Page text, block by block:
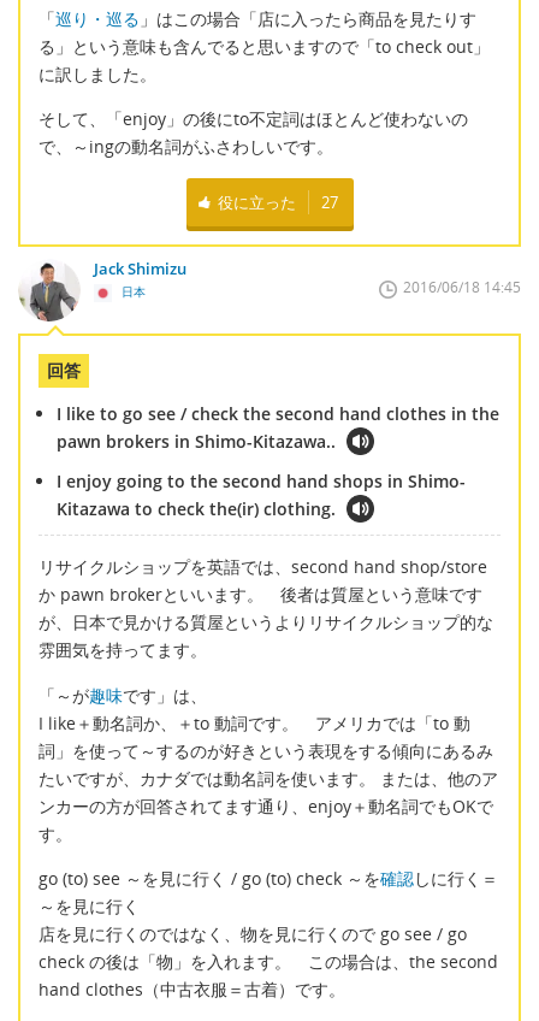
「巡り・巡る 」はこの場合「店に入ったら商品を見たりす
る」という意味も含んでると思いますので「to check out」
に訳しました。
そして、「enjoy」の後にto不定詞はほとんど使わないの
で、～ingの動名詞がふさわしいです。
役に立った 27
Jack Shimizu
日本 2016/06/18 14:45
回答
I like to go see / check the second hand clothes in the
pawn brokers in Shimo-Kitazawa..
I enjoy going to the second hand shops in Shimo-
Kitazawa to check the(ir) clothing.
リサイクルショップを英語では、second hand shop/store
か pawn brokerといいます。 後者は質屋という意味です
が、日本で見かける質屋というよりリサイクルショップ的な
雰囲気を持ってます。
「～が趣味です」は、
I like＋動名詞か、＋to 動詞です。 アメリカでは「to 動
詞」を使って～するのが好きという表現をする傾向にあるみ
たいですが、カナダでは動名詞を使います。 または、他のア
ンカーの方が回答されてます通り、enjoy＋動名詞でもOKで
す。
go (to) see ～を見に行く / go (to) check ～を確認しに行く＝
～を見に行く
店を見に行くのではなく、物を見に行くので go see / go
check の後は「物」を入れます。 この場合は、the second
hand clothes（中古衣服＝古着）です。